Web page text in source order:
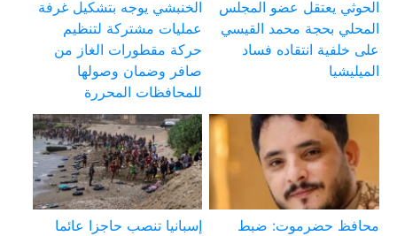
الحوثي يعتقل عضو المجلس
المحلي بحجة محمد القيسي
على خلفية انتقاده فساد
الميليشيا
الخنبشي يوجه بتشكيل غرفة
عمليات مشتركة لتنظيم
حركة مقطورات الغاز من
صافر وضمان وصولها
للمحافظات المحررة
محافظ حضرموت: ضبط
إسبانيا تنصب حاجزا عائما